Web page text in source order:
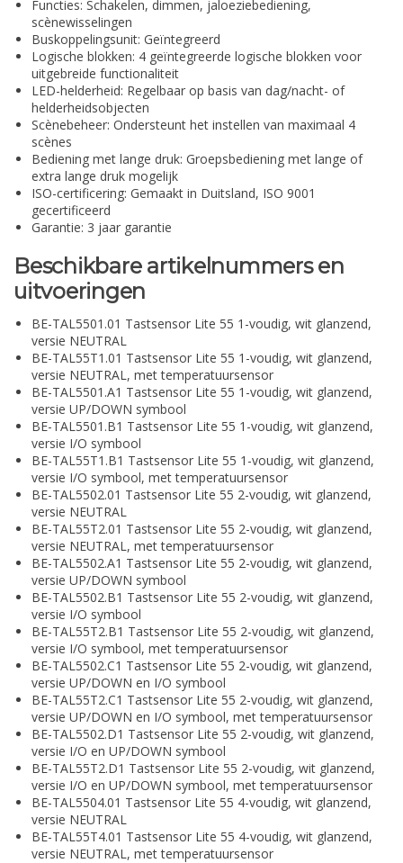
Functies: Schakelen, dimmen, jaloeziebediening,
scènewisselingen
Buskoppelingsunit: Geïntegreerd
Logische blokken: 4 geïntegreerde logische blokken voor
uitgebreide functionaliteit
LED-helderheid: Regelbaar op basis van dag/nacht- of
helderheidsobjecten
Scènebeheer: Ondersteunt het instellen van maximaal 4
scènes
Bediening met lange druk: Groepsbediening met lange of
extra lange druk mogelijk
ISO-certificering: Gemaakt in Duitsland, ISO 9001
gecertificeerd
Garantie: 3 jaar garantie
Beschikbare artikelnummers en
uitvoeringen
BE-TAL5501.01 Tastsensor Lite 55 1-voudig, wit glanzend,
versie NEUTRAL
BE-TAL55T1.01 Tastsensor Lite 55 1-voudig, wit glanzend,
versie NEUTRAL, met temperatuursensor
BE-TAL5501.A1 Tastsensor Lite 55 1-voudig, wit glanzend,
versie UP/DOWN symbool
BE-TAL5501.B1 Tastsensor Lite 55 1-voudig, wit glanzend,
versie I/O symbool
BE-TAL55T1.B1 Tastsensor Lite 55 1-voudig, wit glanzend,
versie I/O symbool, met temperatuursensor
BE-TAL5502.01 Tastsensor Lite 55 2-voudig, wit glanzend,
versie NEUTRAL
BE-TAL55T2.01 Tastsensor Lite 55 2-voudig, wit glanzend,
versie NEUTRAL, met temperatuursensor
BE-TAL5502.A1 Tastsensor Lite 55 2-voudig, wit glanzend,
versie UP/DOWN symbool
BE-TAL5502.B1 Tastsensor Lite 55 2-voudig, wit glanzend,
versie I/O symbool
BE-TAL55T2.B1 Tastsensor Lite 55 2-voudig, wit glanzend,
versie I/O symbool, met temperatuursensor
BE-TAL5502.C1 Tastsensor Lite 55 2-voudig, wit glanzend,
versie UP/DOWN en I/O symbool
BE-TAL55T2.C1 Tastsensor Lite 55 2-voudig, wit glanzend,
versie UP/DOWN en I/O symbool, met temperatuursensor
BE-TAL5502.D1 Tastsensor Lite 55 2-voudig, wit glanzend,
versie I/O en UP/DOWN symbool
BE-TAL55T2.D1 Tastsensor Lite 55 2-voudig, wit glanzend,
versie I/O en UP/DOWN symbool, met temperatuursensor
BE-TAL5504.01 Tastsensor Lite 55 4-voudig, wit glanzend,
versie NEUTRAL
BE-TAL55T4.01 Tastsensor Lite 55 4-voudig, wit glanzend,
versie NEUTRAL, met temperatuursensor